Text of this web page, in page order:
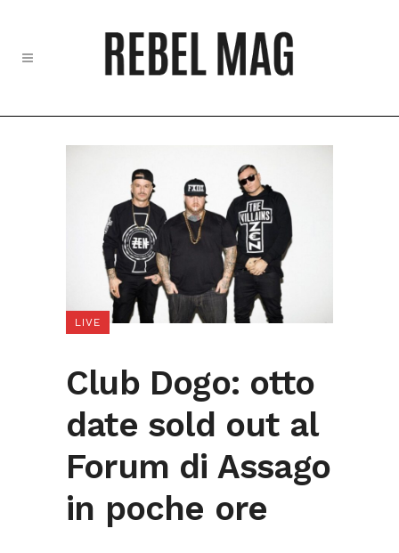
LIVE
Club Dogo: otto
date sold out al
Forum di Assago
in poche ore